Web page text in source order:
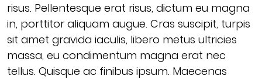
risus. Pellentesque erat risus, dictum eu magna
in, porttitor aliquam augue. Cras suscipit, turpis
sit amet gravida iaculis, libero metus ultricies
massa, eu condimentum magna erat nec
tellus. Quisque ac finibus ipsum. Maecenas